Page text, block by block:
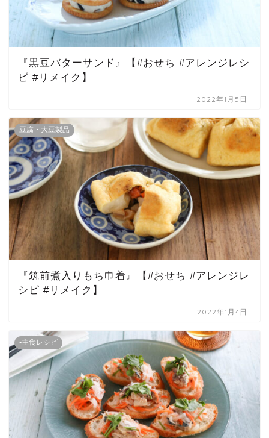
『黒豆バターサンド』【#おせち #アレンジレシ
ピ #リメイク】
2022年1月5日
豆腐・大豆製品
『筑前煮入りもち巾着』【#おせち #アレンジレ
シピ #リメイク】
2022年1月4日
▪主食レシピ